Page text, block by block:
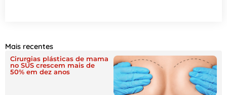
Mais recentes
Cirurgias plásticas de mama
no SUS crescem mais de
50% em dez anos